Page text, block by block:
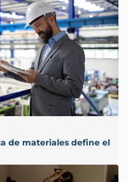
de materiales define el